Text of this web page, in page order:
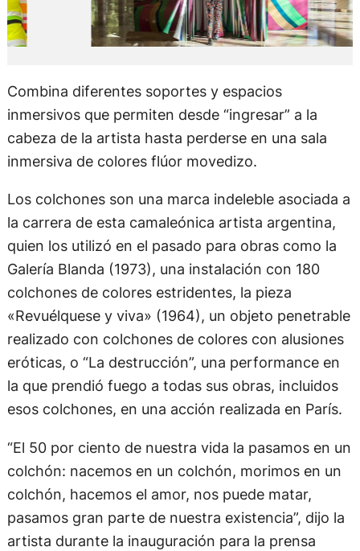
Combina diferentes soportes y espacios
inmersivos que permiten desde “ingresar” a la
cabeza de la artista hasta perderse en una sala
inmersiva de colores flúor movedizo.
Los colchones son una marca indeleble asociada a
la carrera de esta camaleónica artista argentina,
quien los utilizó en el pasado para obras como la
Galería Blanda (1973), una instalación con 180
colchones de colores estridentes, la pieza
«Revuélquese y viva» (1964), un objeto penetrable
realizado con colchones de colores con alusiones
eróticas, o “La destrucción”, una performance en
la que prendió fuego a todas sus obras, incluidos
esos colchones, en una acción realizada en París.
“El 50 por ciento de nuestra vida la pasamos en un
colchón: nacemos en un colchón, morimos en un
colchón, hacemos el amor, nos puede matar,
pasamos gran parte de nuestra existencia”, dijo la
artista durante la inauguración para la prensa